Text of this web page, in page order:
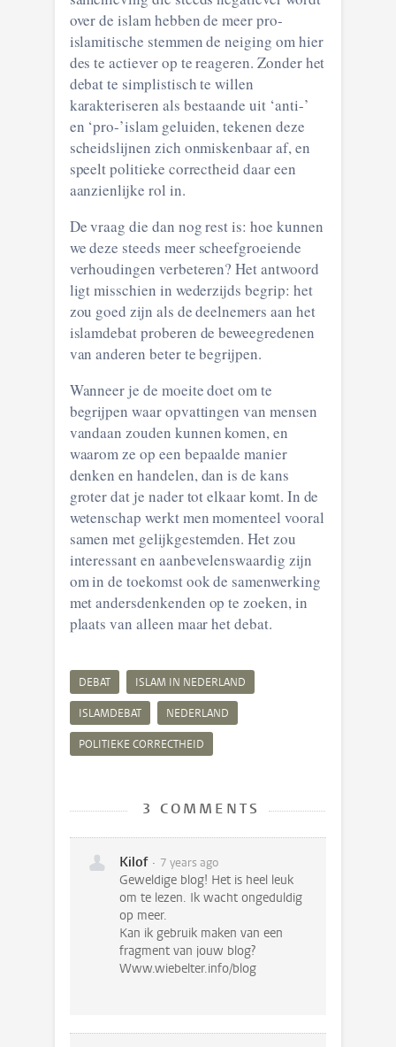
over de islam hebben de meer pro-
islamitische stemmen de neiging om hier
des te actiever op te reageren. Zonder het
debat te simplistisch te willen
karakteriseren als bestaande uit ‘anti-’
en ‘pro-’islam geluiden, tekenen deze
scheidslijnen zich onmiskenbaar af, en
speelt politieke correctheid daar een
aanzienlijke rol in.
De vraag die dan nog rest is: hoe kunnen
we deze steeds meer scheefgroeiende
verhoudingen verbeteren? Het antwoord
ligt misschien in wederzijds begrip: het
zou goed zijn als de deelnemers aan het
islamdebat proberen de beweegredenen
van anderen beter te begrijpen.
Wanneer je de moeite doet om te
begrijpen waar opvattingen van mensen
vandaan zouden kunnen komen, en
waarom ze op een bepaalde manier
denken en handelen, dan is de kans
groter dat je nader tot elkaar komt. In de
wetenschap werkt men momenteel vooral
samen met gelijkgestemden. Het zou
interessant en aanbevelenswaardig zijn
om in de toekomst ook de samenwerking
met andersdenkenden op te zoeken, in
plaats van alleen maar het debat.
DEBAT ISLAM IN NEDERLAND
ISLAMDEBAT NEDERLAND
POLITIEKE CORRECTHEID
3 COMMENTS
Kilof 7 years ago
Geweldige blog! Het is heel leuk
om te lezen. Ik wacht ongeduldig
op meer.
Kan ik gebruik maken van een
fragment van jouw blog?
Www.wiebelter.info/blog